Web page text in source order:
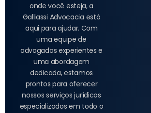
onde você esteja, a
Galliassi Advocacia está
aqui para ajudar. Com
uma equipe de
advogados experientes e
uma abordagem
dedicada, estamos
prontos para oferecer
nossos serviços jurídicos
especializados em todo o